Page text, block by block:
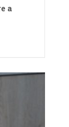
a